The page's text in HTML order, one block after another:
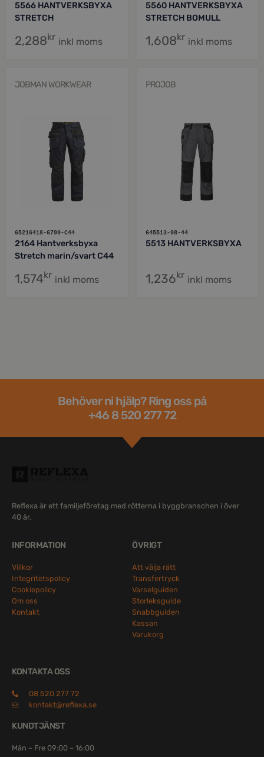
5566 HANTVERKSBYXA
STRETCH
2,288kr inkl moms
5560 HANTVERKSBYXA
STRETCH BOMULL
1,608kr inkl moms
JOBMAN WORKWEAR
65216418-6799-C44
2164 Hantverksbyxa
Stretch marin/svart C44
1,574kr inkl moms
PROJOB
645513-98-44
5513 HANTVERKSBYXA
1,236kr inkl moms
Behöver ni hjälp? Ring oss på
+46 8 520 277 72
Reflexa är ett familjeföretag med rötterna i byggbranschen i över
40 år.
INFORMATION
Villkor
Integritetspolicy
Cookiepolicy
Om oss
Kontakt
ÖVRIGT
Att välja rätt
Transfertryck
Varselguiden
Storleksguide
Snabbguiden
Kassan
Varukorg
KONTAKTA OSS
08 520 277 72
kontakt@reflexa.se
KUNDTJÄNST
Mån – Fre 09:00 – 16:00